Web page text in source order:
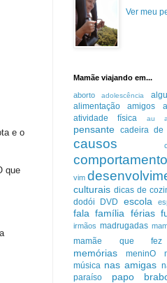
e o
que
Ver meu
Mamãe viajando em...
aborto adolescência
alimentação
amigos
atividade física
au
pensante cadeira de
causos
comportamento
vim
culturais dicas de
dodói
DVD escola
fala família férias
irmãos madrugadas
mamãe que fez
memórias meninO
música nas amigas
paraíso
papo